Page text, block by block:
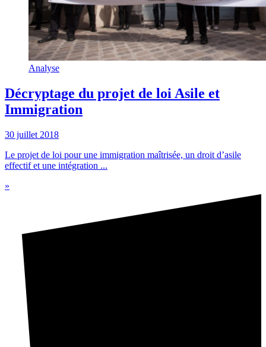
Analyse
Décryptage du projet de loi Asile et
Immigration
30 juillet 2018
Le projet de loi pour une immigration maîtrisée, un droit d’asile
effectif et une intégration ...
»